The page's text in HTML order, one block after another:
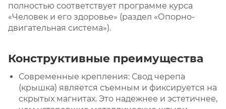
полностью соответствует программе курса
«Человек и его здоровье» (раздел «Опорно-
двигательная система»).
Конструктивные преимущества
Современные крепления: Свод черепа
(крышка) является съемным и фиксируется на
скрытых магнитах. Это надежнее и эстетичнее,